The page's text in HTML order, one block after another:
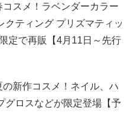
コスメ！ラベンダーカラー
クティング プリズマティッ
定で再販【4月11日～先行
の新作コスメ！ネイル、ハ
グロスなどが限定登場【予